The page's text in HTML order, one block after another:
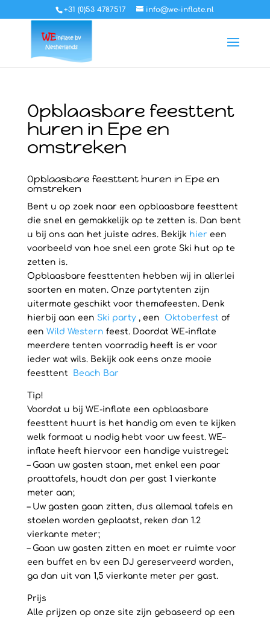
+31 (0)53 4787517 info@we-inflate.nl
Opblaasbare feesttent
huren in Epe en
omstreken
Opblaasbare feesttent huren in Epe en
omstreken
Bent u op zoek naar een opblaasbare feesttent
die snel en gemakkelijk op te zetten is. Dan bent
u bij ons aan het juiste adres. Bekijk hier een
voorbeeld van hoe snel een grote Ski hut op te
zetten is.
Opblaasbare feesttenten hebben wij in allerlei
soorten en maten. Onze partytenten zijn
uitermate geschikt voor themafeesten. Denk
hierbij aan een Ski party, een Oktoberfest of
een Wild Western feest. Doordat WE-inflate
meerdere tenten voorradig heeft is er voor
ieder wat wils. Bekijk ook eens onze mooie
feesttent
Beach Bar
Tip!
Voordat u bij WE-inflate een opblaasbare
feesttent huurt is het handig om even te kijken
welk formaat u nodig hebt voor uw feest. WE–
inflate heeft hiervoor een handige vuistregel:
– Gaan uw gasten staan, met enkel een paar
praattafels, houdt dan per gast 1 vierkante
meter aan;
– Uw gasten gaan zitten, dus allemaal tafels en
stoelen worden geplaatst, reken dan 1.2
vierkante meter;
– Gaan uw gasten zitten en moet er ruimte voor
een buffet en bv een DJ gereserveerd worden,
ga dan uit van 1,5 vierkante meter per gast.
Prijs
Alle prijzen op onze site zijn gebaseerd op een